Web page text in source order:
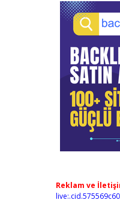
Reklam ve